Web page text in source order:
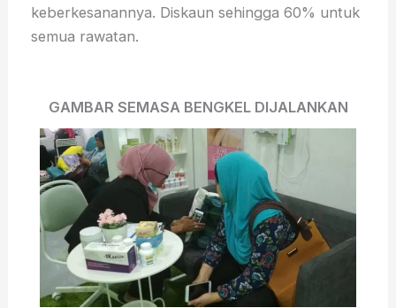
keberkesanannya. Diskaun sehingga 60% untuk
semua rawatan.
GAMBAR SEMASA BENGKEL DIJALANKAN